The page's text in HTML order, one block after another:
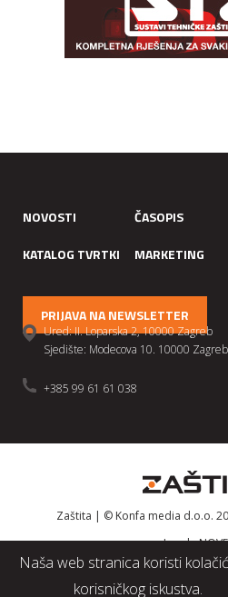
Naša web stranica koristi
korisničkog iskustva.
NOVOSTI ČASOPIS
KATALOG TVRTKI
MARKETING
PRIJAVA NA NEWSLETTER
Ured: II. Loparska 2, 10000 Zagreb
Sjedište: Modecova 10. 10000 Zagreb
+385 99 61 61 038
Zaštita | © Konfa media d.o.o.
Izrada